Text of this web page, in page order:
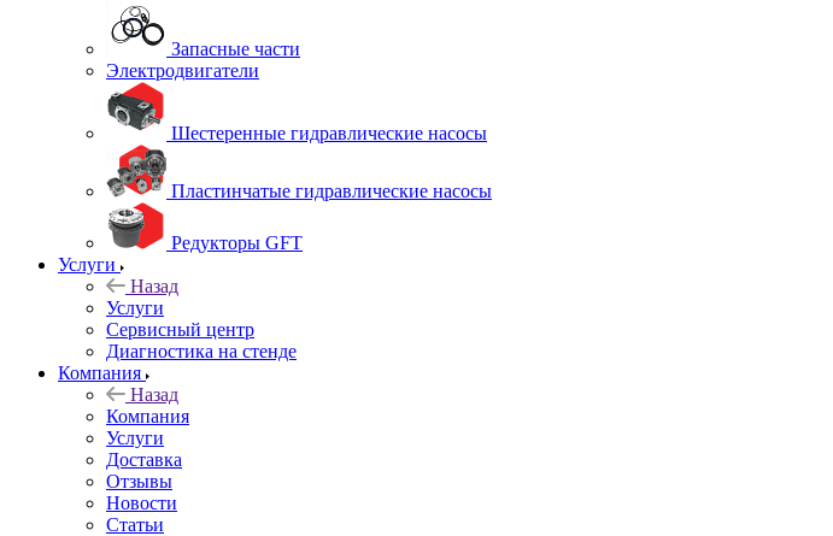
Запасные части
Электродвигатели
Шестеренные гидравлические насосы
Пластинчатые гидравлические насосы
Редукторы GFT
Услуги
Назад
Услуги
Сервисный центр
Диагностика на стенде
Компания
Назад
Компания
Услуги
Доставка
Отзывы
Новости
Статьи